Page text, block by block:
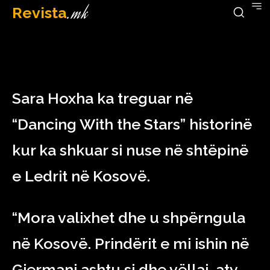
Revista.mk
December 17, 2022
Sara Hoxha ka treguar në
“Dancing With the Stars” historinë
kur ka shkuar si nuse në shtëpinë
e Ledrit në Kosovë.
“Mora valixhet dhe u shpërngula
në Kosovë. Prindërit e mi ishin në